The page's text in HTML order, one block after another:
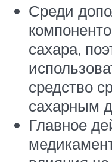
Среди
сахара,
средство
сахарным
Главное